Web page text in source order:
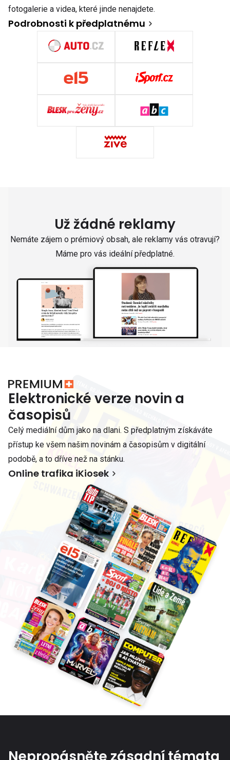
fotogalerie a videa, které jinde nenajdete.
Podrobnosti k předplatnému
Už žádné reklamy
Nemáte zájem o prémiový obsah, ale reklamy vás otravují?
Máme pro vás ideální předplatné.
Elektronické verze novin a
časopisů
Celý mediální dům jako na dlani. S předplatným získáváte
přístup ke všem našim novinám a časopisům v digitální
podobě, a to dříve než na stánku.
Online trafika iKiosek